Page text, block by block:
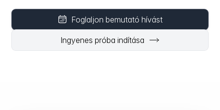
Foglaljon bemutató hívást
Ingyenes próba indítása